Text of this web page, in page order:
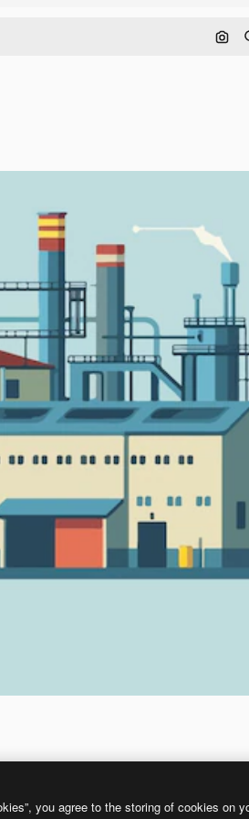
you agree to the storing of cookies on